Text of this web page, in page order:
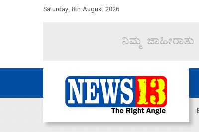
Saturday, 8th August 2026
ಮೂಲಕ 60 ಹಡಗುಗಳನ್ನು ಸುರಕ್ಷಿತವಾಗಿ